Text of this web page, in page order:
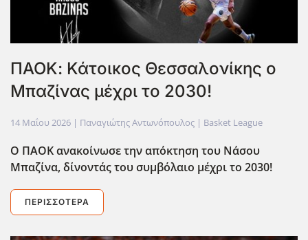
ΠΑΟΚ: Κάτοικος Θεσσαλονίκης ο
Μπαζίνας μέχρι το 2030!
14 Μαΐου 2026 | Παναγιώτης Αντωνόπουλος | Basket League
Ο ΠΑΟΚ ανακοίνωσε την απόκτηση του Νάσου
Μπαζίνα, δίνοντάς του συμβόλαιο μέχρι το 2030!
ΠΕΡΙΣΣΌΤΕΡΑ